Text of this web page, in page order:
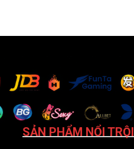
SẢN PHẨM NỔI TRỘI